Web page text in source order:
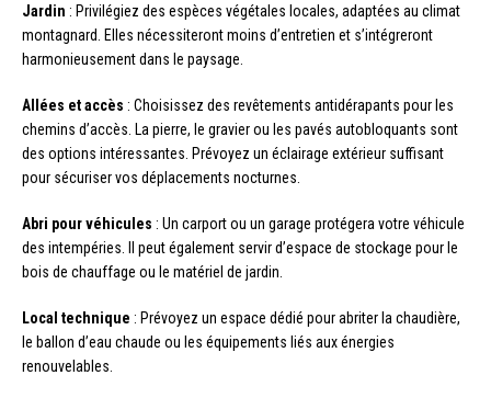
Jardin : Privilégiez des espèces végétales locales, adaptées au climat
montagnard. Elles nécessiteront moins d’entretien et s’intégreront
harmonieusement dans le paysage.
Allées et accès : Choisissez des revêtements antidérapants pour les
chemins d’accès. La pierre, le gravier ou les pavés autobloquants sont
des options intéressantes. Prévoyez un éclairage extérieur suffisant
pour sécuriser vos déplacements nocturnes.
Abri pour véhicules : Un carport ou un garage protégera votre véhicule
des intempéries. Il peut également servir d’espace de stockage pour le
bois de chauffage ou le matériel de jardin.
Local technique : Prévoyez un espace dédié pour abriter la chaudière,
le ballon d’eau chaude ou les équipements liés aux énergies
renouvelables.